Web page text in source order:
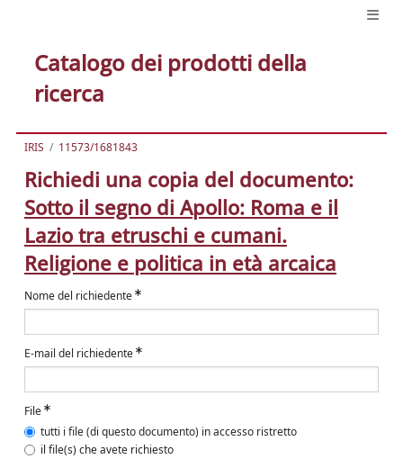
Catalogo dei prodotti della
ricerca
IRIS 11573/1681843
Richiedi una copia del documento:
Sotto il segno di Apollo: Roma e il
Lazio tra etruschi e cumani.
Religione e politica in età arcaica
Nome del richiedente
E-mail del richiedente
File
tutti i file (di questo documento) in accesso ristretto
il file(s) che avete richiesto